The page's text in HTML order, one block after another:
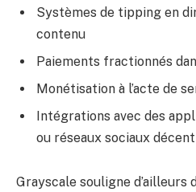
Systèmes de tipping en
contenu
Paiements fractionnés
Monétisation à l’acte de
Intégrations avec des
ou réseaux sociaux
Grayscale souligne d’ailleurs